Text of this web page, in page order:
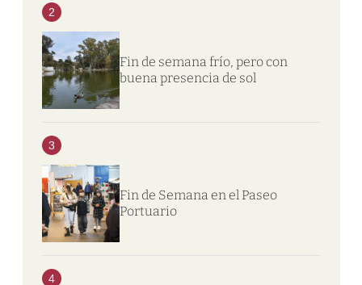
2
Fin de semana frío, pero con
buena presencia de sol
3
Fin de Semana en el Paseo
Portuario
4